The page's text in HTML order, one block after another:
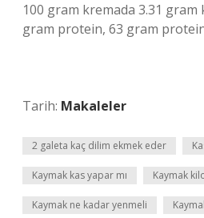
100 gram kremada 3.31
gram protein, 63 gram
Tarih: Makaleler
2 galeta kaç dilim ekmek eder
Kaymak kas yapar mı Kaymak
Kaymak ne kadar yenmeli